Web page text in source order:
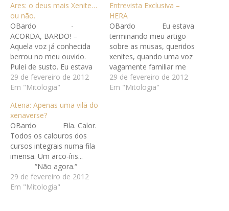
Ares: o deus mais Xenite…
ou não.
OBardo -
ACORDA, BARDO! –
Aquela voz já conhecida
berrou no meu ouvido.
Pulei de susto. Eu estava
dormindo. -Íris, isso são
horas? –Peguei meu
minutos que eu tinha
deitado. A deusa-
mensageira olhou pra
mim, com desdém. -Não
fui eu quem mandou você
ficar acordado até…
29 de fevereiro de 2012
Em "Mitologia"
Entrevista Exclusiva –
HERA
OBardo Eu estava
terminando meu artigo
sobre as musas, queridos
xenites, quando uma voz
vagamente familiar me
chamou. Era a mensageira
dos deuses, Ísis... -É
29 de fevereiro de 2012
Em "Mitologia"
Atena: Apenas uma vilã do
xenaverse?
OBardo Fila. Calor.
Todos os calouros dos
cursos integrais numa fila
imensa. Um arco-íris...
“Não agora.“
Como se
adiantasse eu ter pensado
29 de fevereiro de 2012
Em "Mitologia"